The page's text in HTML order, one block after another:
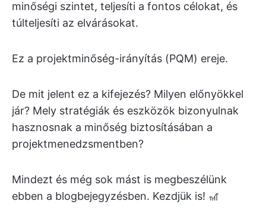
minőségi szintet, teljesíti a fontos célokat, és
túlteljesíti az elvárásokat.
Ez a projektminőség-irányítás (PQM) ereje.
De mit jelent ez a kifejezés? Milyen előnyökkel
jár? Mely stratégiák és eszközök bizonyulnak
hasznosnak a minőség biztosításában a
projektmenedzsmentben?
Mindezt és még sok mást is megbeszélünk
ebben a blogbejegyzésben. Kezdjük is! 🎢